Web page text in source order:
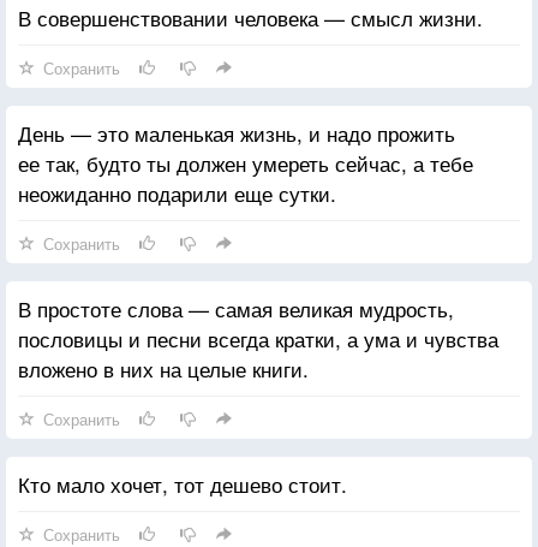
В совершенствовании человека — смысл жизни.
Сохранить
День — это маленькая жизнь, и надо прожить
ее так, будто ты должен умереть сейчас, а тебе
неожиданно подарили еще сутки.
Сохранить
В простоте слова — самая великая мудрость,
пословицы и песни всегда кратки, а ума и чувства
вложено в них на целые книги.
Сохранить
Кто мало хочет, тот дешево стоит.
Сохранить